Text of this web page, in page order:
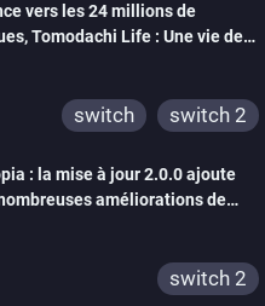
wiiu
3ds
ps3
xbox 360
switch 2
vers les 24 millions de
Tomodachi Life : Une vie de
switch switch 2
: la mise à jour 2.0.0 ajoute
améliorations de
switch 2